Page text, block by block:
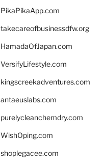
PikaPikaApp.com
takecareofbusinessdfw.org
HamadaOfJapan.com
VersifyLifestyle.com
kingscreekadventures.com
antaeuslabs.com
purelycleanchemdry.com
WishOping.com
shoplegacee.com